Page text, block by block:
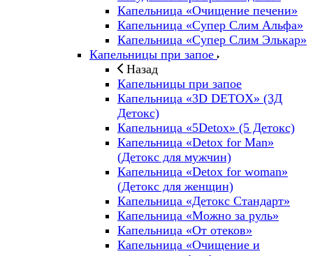
Капельница «Очищение печени»
Капельница «Супер Слим Альфа»
Капельница «Супер Слим Элькар»
Капельницы при запое
Назад
Капельницы при запое
Капельница «3D DETOX» (3Д
Детокс)
Капельница «5Detox» (5 Детокс)
Капельница «Detox for Man»
(Детокс для мужчин)
Капельница «Detox for woman»
(Детокс для женщин)
Капельница «Детокс Стандарт»
Капельница «Можно за руль»
Капельница «От отеков»
Капельница «Очищение и